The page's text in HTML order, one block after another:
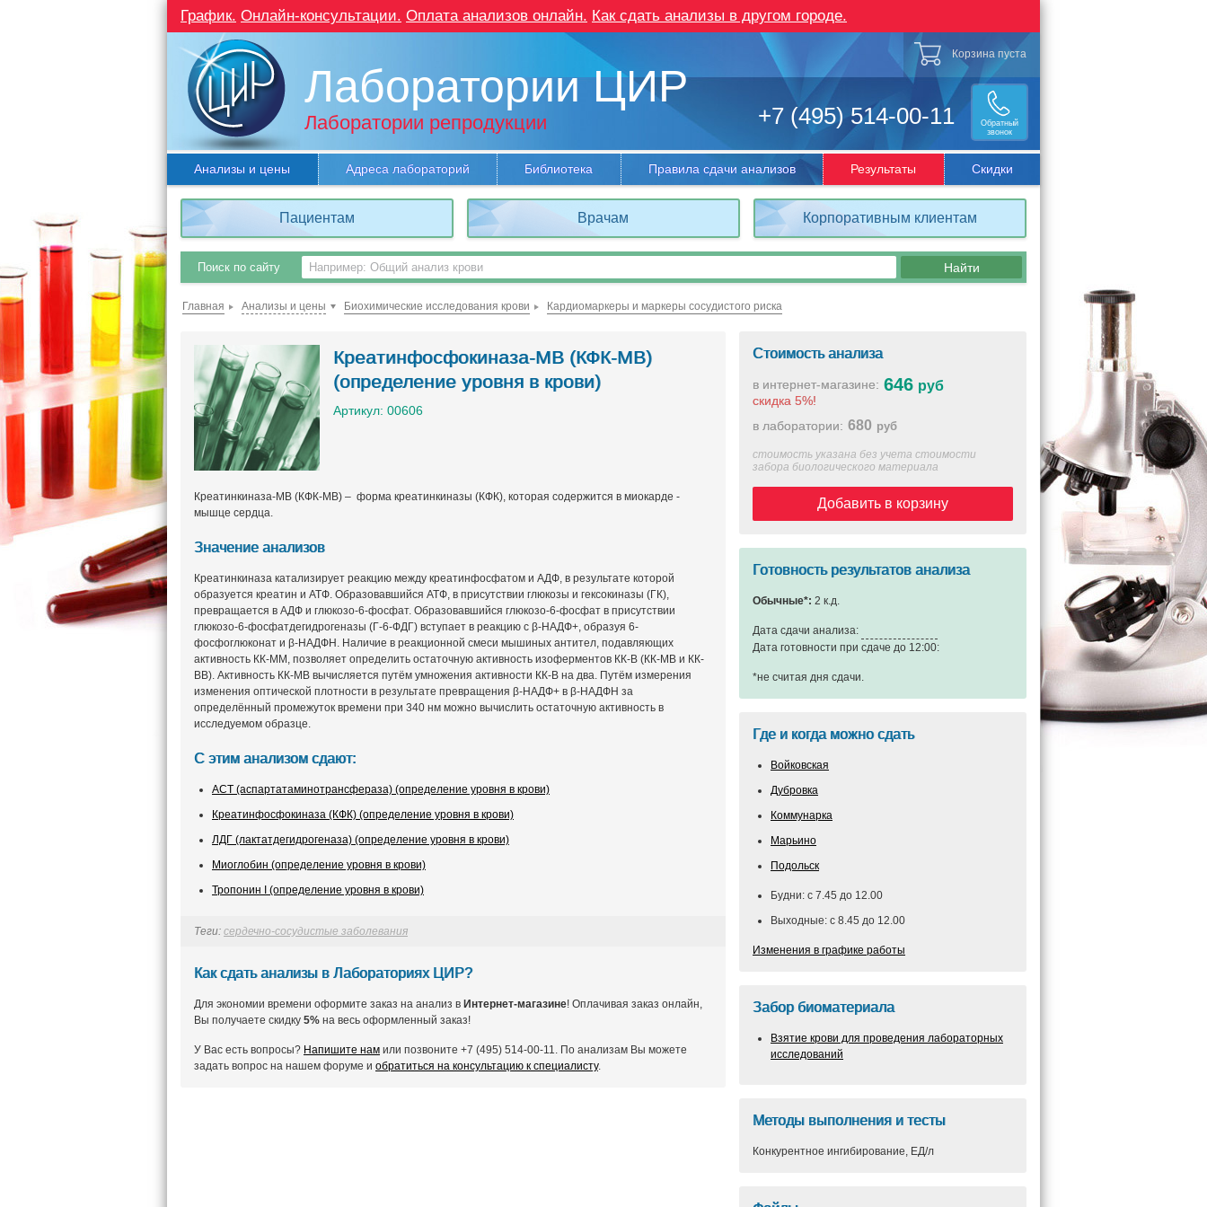
График. Онлайн-консультации. Оплата анализов онлайн. Как сдать анализы в другом городе.
Лаборатории ЦИР
Лаборатории репродукции +7 (495) 514-00-11
Обратный
звонок
Корзина пуста
Анализы и цены Адреса лабораторий Библиотека Правила сдачи анализов Результаты Скидки
Пациентам Врачам Корпоративным клиентам
Поиск по сайту
Главная Анализы и цены Биохимические исследования крови Кардиомаркеры и маркеры сосудистого риска
Креатинфосфокиназа-MB (КФК-MB)
(определение уровня в крови)
Артикул: 00606
Креатинкиназа-МВ (КФК-МВ) – форма креатинкиназы (КФК), которая содержится в миокарде -
мышце сердца.
Значение анализов
Креатинкиназа катализирует реакцию между креатинфосфатом и АДФ, в результате которой
образуется креатин и АТФ. Образовавшийся АТФ, в присутствии глюкозы и гексокиназы (ГК),
превращается в АДФ и глюкозо-6-фосфат. Образовавшийся глюкозо-6-фосфат в присутствии
глюкозо-6-фосфатдегидрогеназы (Г-6-ФДГ) вступает в реакцию с β-НАДФ+, образуя 6-
фосфоглюконат и β-НАДФН. Наличие в реакционной смеси мышиных антител, подавляющих
активность КК-MM, позволяет определить остаточную активность изоферментов КК-B (КК-MB и КК-
BB). Активность КК-MB вычисляется путём умножения активности КК-B на два. Путём измерения
изменения оптической плотности в результате превращения β-НАДФ+ в β-НАДФН за
определённый промежуток времени при 340 нм можно вычислить остаточную активность в
исследуемом образце.
С этим анализом сдают:
АСТ (аспартатаминотрансфераза) (определение уровня в крови)
Креатинфосфокиназа (КФК) (определение уровня в крови)
ЛДГ (лактатдегидрогеназа) (определение уровня в крови)
Миоглобин (определение уровня в крови)
Тропонин I (определение уровня в крови)
Теги: сердечно-сосудистые заболевания
Как сдать анализы в Лабораториях ЦИР?
Для экономии времени оформите заказ на анализ в Интернет-магазине! Оплачивая заказ онлайн,
Вы получаете скидку 5% на весь оформленный заказ!
У Вас есть вопросы? Напишите нам или позвоните +7 (495) 514-00-11. По анализам Вы можете
задать вопрос на нашем форуме и обратиться на консультацию к специалисту.
Стоимость анализа
в интернет-магазине:
скидка 5%!
646 руб
в лаборатории: 680 руб
стоимость указана без учета стоимости
забора биологического материала
Добавить в корзину
Готовность результатов анализа
Обычные*: 2 к.д.
Дата сдачи анализа:
Дата готовности при сдаче до 12:00:
*не считая дня сдачи.
Где и когда можно сдать
Войковская
Дубровка
Коммунарка
Марьино
Подольск
Будни: с 7.45 до 12.00
Выходные: с 8.45 до 12.00
Изменения в графике работы
Забор биоматериала
Взятие крови для проведения лабораторных
исследований
Методы выполнения и тесты
Конкурентное ингибирование, ЕД/л